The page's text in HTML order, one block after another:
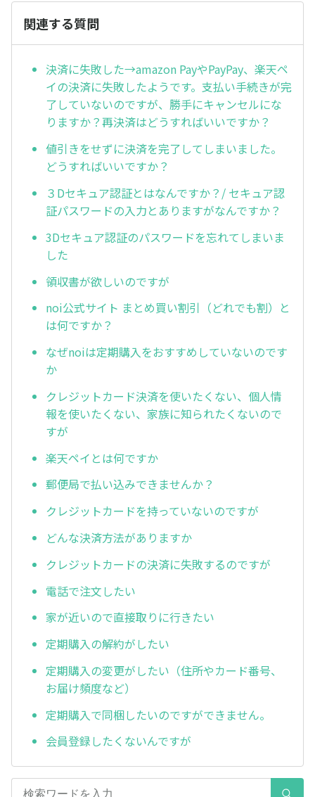
関連する質問
決済に失敗した→amazon PayやPayPay、楽天ペ
イの決済に失敗したようです。支払い手続きが完
了していないのですが、勝手にキャンセルにな
りますか？再決済はどうすればいいですか？
値引きをせずに決済を完了してしまいました。
どうすればいいですか？
３Dセキュア認証とはなんですか？/ セキュア認
証パスワードの入力とありますがなんですか？
3Dセキュア認証のパスワードを忘れてしまいま
した
領収書が欲しいのですが
noi公式サイト まとめ買い割引（どれでも割）と
は何ですか？
なぜnoiは定期購入をおすすめしていないのです
か
クレジットカード決済を使いたくない、個人情
報を使いたくない、家族に知られたくないので
すが
楽天ペイとは何ですか
郵便局で払い込みできませんか？
クレジットカードを持っていないのですが
どんな決済方法がありますか
クレジットカードの決済に失敗するのですが
電話で注文したい
家が近いので直接取りに行きたい
定期購入の解約がしたい
定期購入の変更がしたい（住所やカード番号、
お届け頻度など）
定期購入で同梱したいのですができません。
会員登録したくないんですが